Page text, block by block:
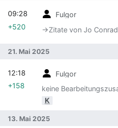
Fulgor
→‎Zitate von Jo Conrad
09:28
+520
21. Mai 2025
Fulgor
keine
K
12:18
+158
13. Mai 2025